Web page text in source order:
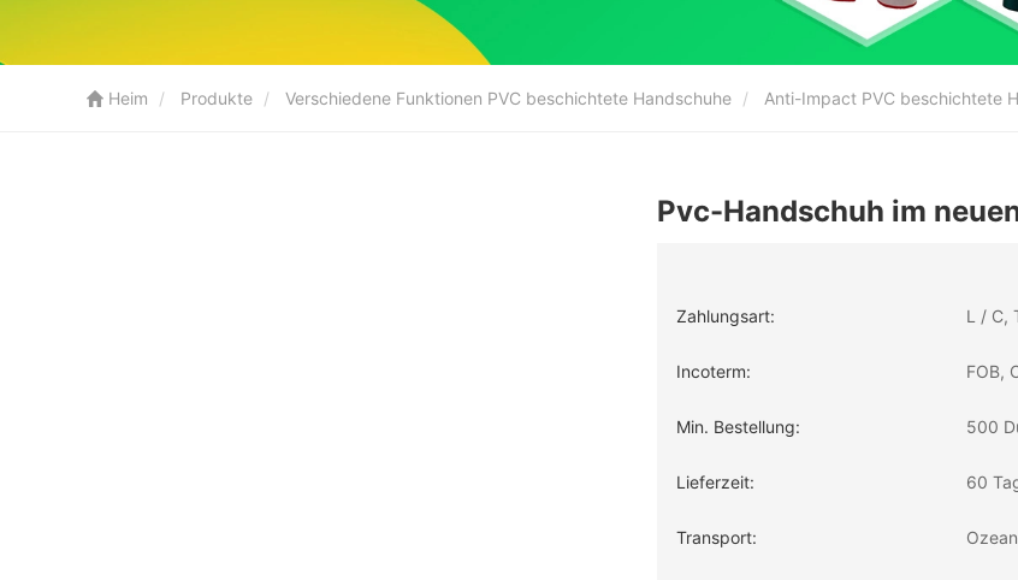
Heim Produkte Verschiedene Funktionen PVC beschichtete Handschuhe Anti-Impact PVC beschichtete
Pvc-Handschuh im
Zahlungsart: L / C,
Incoterm: FOB,
Min. Bestellung: 500
Lieferzeit: 60
Transport: